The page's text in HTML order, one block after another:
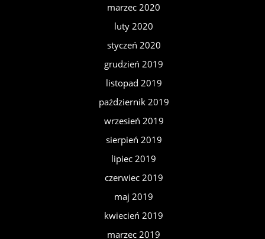
marzec 2020
luty 2020
styczeń 2020
grudzień 2019
listopad 2019
październik 2019
wrzesień 2019
sierpień 2019
lipiec 2019
czerwiec 2019
maj 2019
kwiecień 2019
marzec 2019